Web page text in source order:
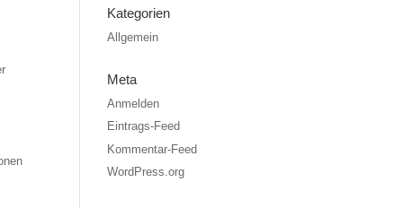
Kategorien
Allgemein
Meta
Anmelden
Eintrags-Feed
Kommentar-Feed
WordPress.org